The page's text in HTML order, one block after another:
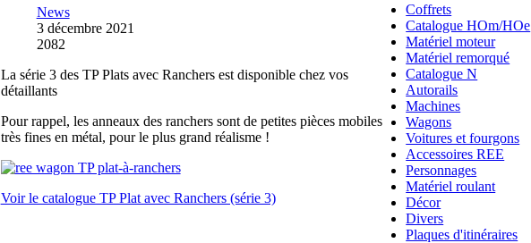
News
3 décembre 2021
2082
La série 3 des TP Plats avec Ranchers est disponible chez vos
détaillants
Pour rappel, les anneaux des ranchers sont de petites pièces mobiles
très fines en métal, pour le plus grand réalisme !
Voir le catalogue TP Plat avec Ranchers (série 3)
Coffrets
Catalogue HOm/HOe
Matériel moteur
Matériel remorqué
Catalogue N
Autorails
Machines
Wagons
Voitures et fourgons
Accessoires REE
Personnages
Matériel roulant
Décor
Divers
Plaques d'itinéraires